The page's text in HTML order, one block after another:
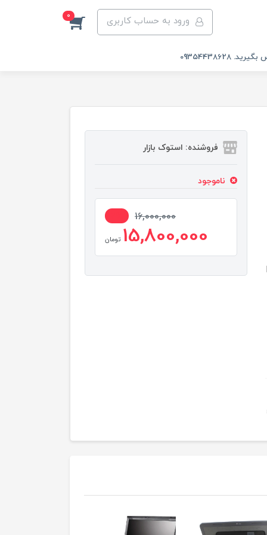
ورود به حساب کاربری 0
فروشنده: استوک بازار
ناموجود
16,000,000
15,800,000 تومان